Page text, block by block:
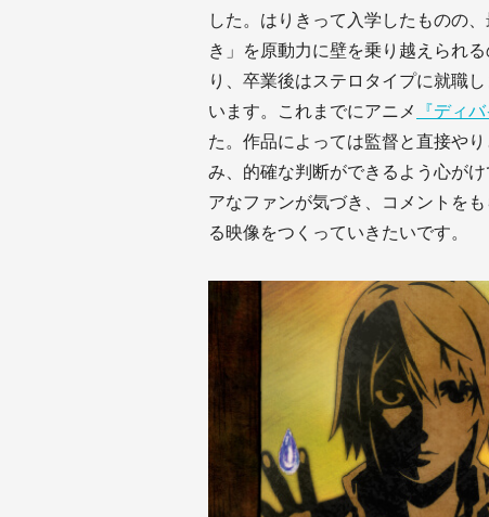
した。はりきって入学したものの
き」を原動力に壁を乗り越えられ
り、卒業後はステロタイプに就職
います。これまでにアニメ
『ディ
た。作品によっては監督と直接や
み、的確な判断ができるよう心が
アなファンが気づき、コメントを
る映像をつくっていきたいです。